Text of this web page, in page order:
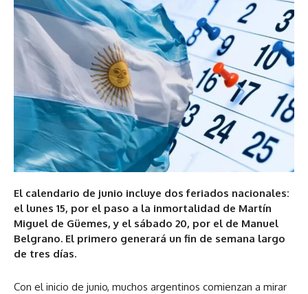
El calendario de junio incluye dos feriados nacionales:
el lunes 15, por el paso a la inmortalidad de Martín
Miguel de Güemes, y el sábado 20, por el de Manuel
Belgrano. El primero generará un fin de semana largo
de tres días.
Con el inicio de junio, muchos argentinos comienzan a mirar